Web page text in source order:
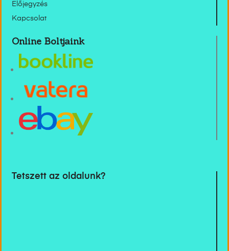
Előjegyzés
Kapcsolat
Online Boltjaink
Tetszett az oldalunk?